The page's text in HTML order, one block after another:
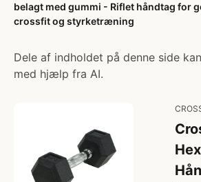
belagt med gummi - Riflet håndtag for
crossfit og styrketræning
Dele af indholdet på denne side
med hjælp fra AI.